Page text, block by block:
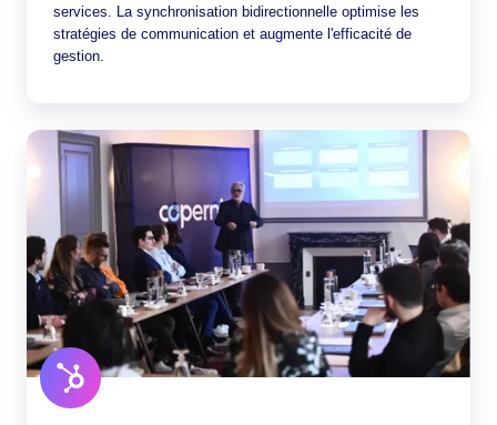
services. La synchronisation bidirectionnelle optimise les
stratégies de communication et augmente l'efficacité de
gestion.